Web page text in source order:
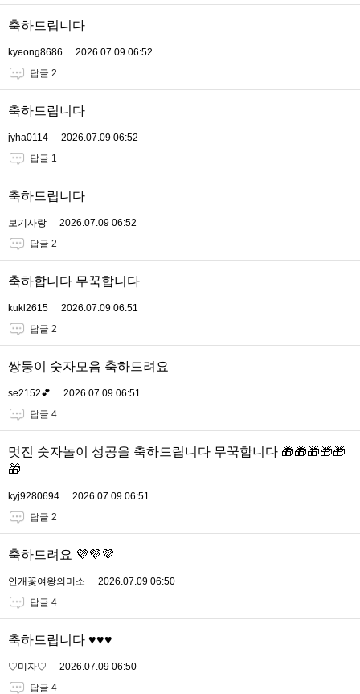
축하드립니다
kyeong8686
2026.07.09 06:52
답글 2
축하드립니다
jyha0114
2026.07.09 06:52
답글 1
축하드립니다
보기사랑
2026.07.09 06:52
답글 2
축하합니다 무꾹합니다
kukl2615
2026.07.09 06:51
답글 2
쌍둥이 숫자모음 축하드려요
se2152💕
2026.07.09 06:51
답글 4
멋진 숫자놀이 성공을 축하드립니다 무꾹합니다 🎁🎁🎁🎁🎁
🎁
kyj9280694
2026.07.09 06:51
답글 2
축하드려요 💜💜💜
안개꽃여왕의미소
2026.07.09 06:50
답글 4
축하드립니다 ♥️♥️♥️
♡미자♡
2026.07.09 06:50
답글 4